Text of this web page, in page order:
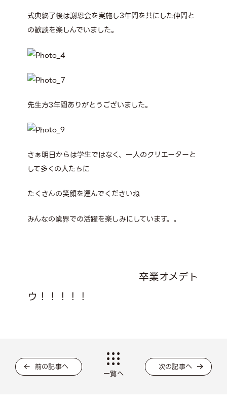
式典終了後は謝恩会を実施し3年間を共にした仲間と
の歓談を楽しんでいました。
先生方3年間ありがとうございました。
さぁ明日からは学生ではなく、一人のクリエーターと
して多くの人たちに
たくさんの笑顔を運んでくださいね
みんなの業界での活躍を楽しみにしています。。
卒業オメデト
ウ！！！！！
前の記事へ
一覧へ
次の記事へ